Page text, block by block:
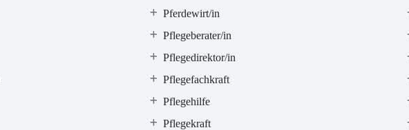
Pferdewirt/in
Pflegeberater/in
Pflegedirektor/in
Pflegefachkraft
Pflegehilfe
Pflegekraft